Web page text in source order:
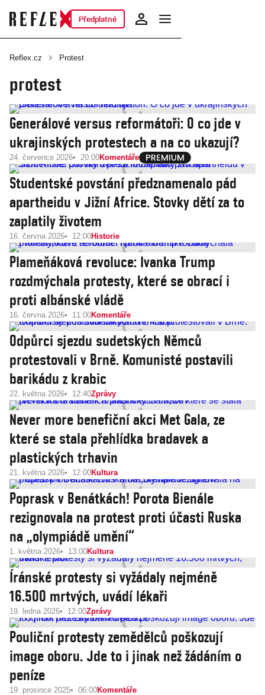
Předplatné
Reflex.cz Protest
protest
Generálové versus reformátoři: O co jde v
ukrajinských protestech a na co ukazují?
24. července 2026 20:00Komentáře
Studentské povstání předznamenalo pád
apartheidu v Jižní Africe. Stovky dětí za to
zaplatily životem
16. června 2026 12:00Historie
Plameňáková revoluce: Ivanka Trump
rozdmýchala protesty, které se obrací i
proti albánské vládě
16. června 2026 11:00Komentáře
Odpůrci sjezdu sudetských Němců
protestovali v Brně. Komunisté postavili
barikádu z krabic
22. května 2026 12:40Zprávy
Never more benefiční akci Met Gala, ze
které se stala přehlídka bradavek a
plastických trhavin
21. května 2026 12:00Kultura
Poprask v Benátkách! Porota Bienále
rezignovala na protest proti účasti Ruska
na „olympiádě umění“
1. května 2026 13:00Kultura
Íránské protesty si vyžádaly nejméně
16.500 mrtvých, uvádí lékaři
19. ledna 2026 12:00Zprávy
Pouliční protesty zemědělců poškozují
image oboru. Jde to i jinak než žádáním o
peníze
19. prosince 2025 06:00Komentáře